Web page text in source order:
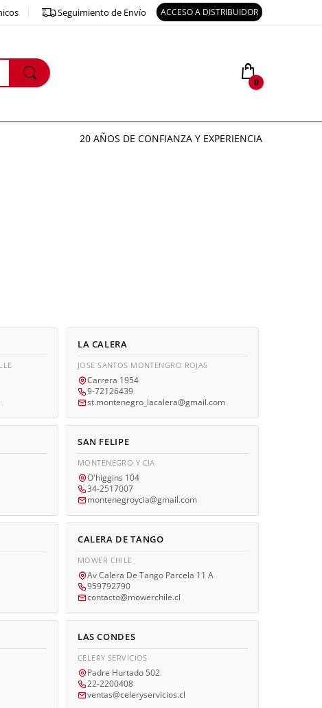
Seguimiento de Envío ACCESO A DISTRIBUIDOR
0
20 AÑOS DE CONFIANZA Y EXPERIENCIA
LA CALERA
JOSE SANTOS MONTENGRO ROJAS
Carrera 1954
9-72126439
st.montenegro_lacalera@gmail.com
SAN FELIPE
MONTENEGRO Y CIA
O'higgins 104
34-2517007
montenegroycia@gmail.com
CALERA DE TANGO
MOWER CHILE
Av Calera De Tango Parcela 11 A
959792790
contacto@mowerchile.cl
LAS CONDES
CELERY SERVICIOS
Padre Hurtado 502
22-2200408
ventas@celeryservicios.cl